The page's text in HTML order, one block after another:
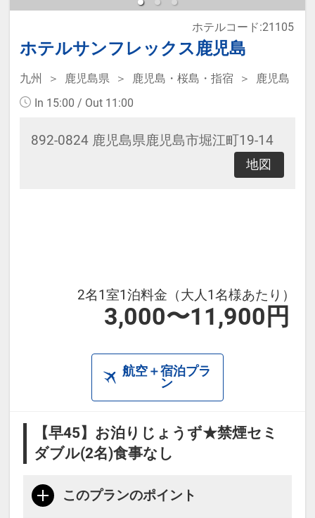
本プランは価格変動制です。
予約のタイミングや空室状況により
代金が変動するため、閲覧時と予約
時で価格が異なる場合があります。
ホテルサンフレックス鹿児島
ホテルコード:21105
九州 鹿児島県 鹿児島・桜島・指宿
鹿児島
In 15:00 / Out 11:00
892-0824 鹿児島県鹿児島市堀江町19-14
地図
2名1室1泊料金（大人1名様あたり）
3,000〜11,900円
航空＋宿泊プラ
ン
【早45】お泊りじょうず★禁煙セミ
ダブル(2名)食事なし
このプランのポイント